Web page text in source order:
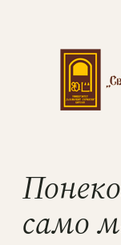
само